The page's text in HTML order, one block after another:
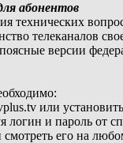
абонентов
технических
телеканалов
версии
или
логин и пароль от
его на